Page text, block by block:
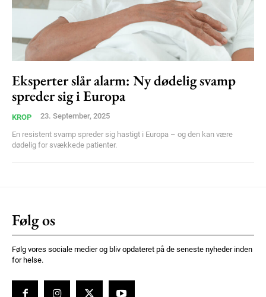
Etiam est nibh, lobortis sit
Praesent euismod ac
Ut mollis pellentesque tortor
Nullam eu erat condimentum
Donec quis est ac felis
Orci varius natoque dolor
100DKK
Etiam est nibh, lobortis sit
Eksperter slår alarm: Ny dødelig svamp
spreder sig i Europa
KROP 23. September, 2025
En resistent svamp spreder sig hastigt i Europa – og den kan være
dødelig for svækkede patienter.
Følg os
Følg vores sociale medier og bliv opdateret på de seneste nyheder inden
for helse.